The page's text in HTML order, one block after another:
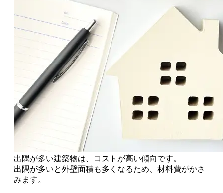
出隅が多い建築物は、コストが高い傾向です。
出隅が多いと外壁面積も多くなるため、材料費がかさ
みます。